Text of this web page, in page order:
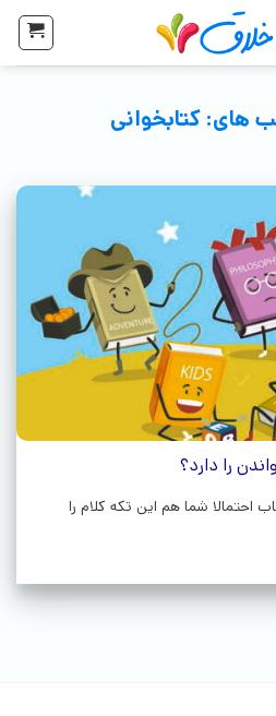
های: کتابخوانی
را دارد؟
احتمالا شما هم این تکه کلام را